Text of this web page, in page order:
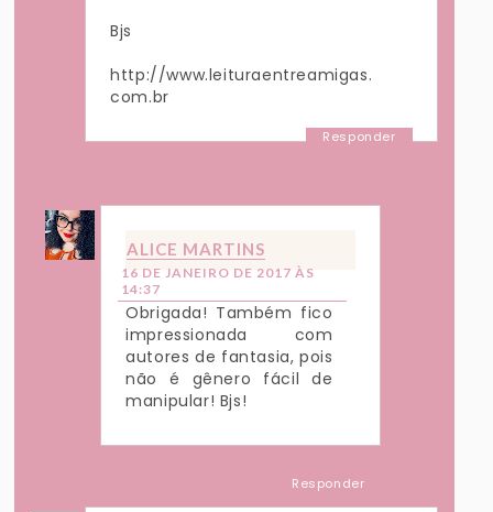
Bjs
http://www.leituraentreamigas.
com.br
Responder
ALICE MARTINS
16 DE JANEIRO DE 2017 ÀS
14:37
Obrigada! Também fico
impressionada com
autores de fantasia, pois
não é gênero fácil de
manipular! Bjs!
Responder